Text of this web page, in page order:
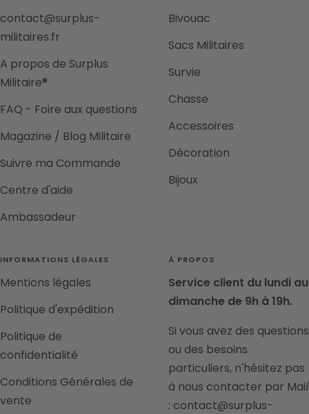
contact@surplus-
militaires.fr
A propos de Surplus
Militaire®
FAQ - Foire aux questions
Magazine / Blog Militaire
Suivre ma Commande
Centre d'aide
Ambassadeur
Bivouac
Sacs Militaires
Survie
Chasse
Accessoires
Décoration
Bijoux
INFORMATIONS LÉGALES
Mentions légales
Politique d'expédition
Politique de
confidentialité
Conditions Générales de
vente
À PROPOS
Service client du lundi au
dimanche de 9h à 19h.
Si vous avez des questions
ou des besoins
particuliers, n'hésitez pas
à nous contacter par Mail
: contact@surplus-